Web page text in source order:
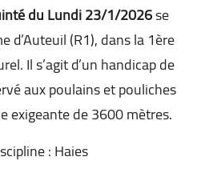
du Lundi 23/1/2026se
d’Auteuil (R1), dans la 1ère
Il s’agit d’un handicap de
aux poulains et pouliches
exigeante de 3600 mètres.
: Haies